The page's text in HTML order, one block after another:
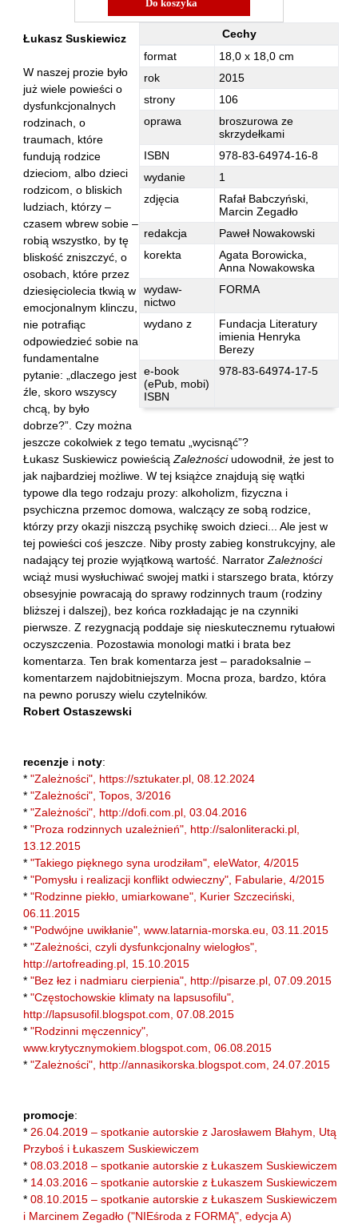
Jakób Lech M.
Jakubowski Jarosław
Jakubowski Paweł
Jasina Zbigniew
Jentys-Borelowska Maria
Jocher Waldemar
Jonaszko Jolanta
Juzyszyn Wojciech
Kain Dawid
Kalenin Magdalena
Kamiński Gabriel Leonard
Kaniecka-Mazurek Anna
Keineg Paol
Kemény István
Kępiński Piotr
Kępisty Iwona
Kierc Bogusław
Klera Wiktoria
Klęczar Wojciech
Kopacki Andrzej
Kosiorowski Zbigniew
Kryszak Janusz
Księżyk Jarosław
Kuźnicki Sławomir
Kyrcz Jr Kazimierz
Latawiec Bogusława
Lech Joanna
Lenc Ryszard
Ligęza Wojciech
Lime Franciszek
Lipiński Zdzisław
Liskowacki Artur Daniel
Liskowacki Konrad
Lisowski Krzysztof
Maciejewski Krzysztof
Maj Marek
Majzel Tomasz
Malzahn Miłka O.
Masłowiecka Agnieszka
Matlachowska-Pala Joanna
Michałowski Piotr
Mickiewicz Anna Maria
Mieczysłavsky Rafał
Mirahina Agnieszka
Zależności - Cechy
Cechy
format
18,0 x 18,0 cm
rok
2015
strony
106
oprawa
broszurowa ze
skrzydełkami
ISBN
978-83-64974-16-8
wydanie
1
zdjęcia
Rafał Babczyński,
Marcin Zegadło
redakcja
Paweł Nowakowski
korekta
Agata Borowicka,
Anna Nowakowska
wydaw-
nictwo
FORMA
wydano z
Fundacja Literatury
imienia Henryka
Berezy
e-book
(ePub, mobi)
ISBN
978-83-64974-17-5
Łukasz Suskiewicz
W naszej prozie było
już wiele powieści o
dysfunkcjonalnych
rodzinach, o
traumach, które
fundują rodzice
dzieciom, albo dzieci
rodzicom, o bliskich
ludziach, którzy –
czasem wbrew sobie –
robią wszystko, by tę
bliskość zniszczyć, o
osobach, które przez
dziesięciolecia tkwią w
emocjonalnym klinczu,
nie potrafiąc
odpowiedzieć sobie na
fundamentalne
pytanie: „dlaczego jest
źle, skoro wszyscy
chcą, by było
dobrze?”. Czy można
jeszcze cokolwiek z tego tematu „wycisnąć”?
Łukasz Suskiewicz powieściąZależnościudowodnił, że jest to
jak najbardziej możliwe. W tej książce znajdują się wątki
typowe dla tego rodzaju prozy: alkoholizm, fizyczna i
psychiczna przemoc domowa, walczący ze sobą rodzice,
którzy przy okazji niszczą psychikę swoich dzieci... Ale jest w
tej powieści coś jeszcze. Niby prosty zabieg konstrukcyjny, ale
nadający tej prozie wyjątkową wartość. NarratorZależności
wciąż musi wysłuchiwać swojej matki i starszego brata, którzy
obsesyjnie powracają do sprawy rodzinnych traum (rodziny
bliższej i dalszej), bez końca rozkładając je na czynniki
pierwsze. Z rezygnacją poddaje się nieskutecznemu rytuałowi
oczyszczenia. Pozostawia monologi matki i brata bez
komentarza. Ten brak komentarza jest – paradoksalnie –
komentarzem najdobitniejszym. Mocna proza, bardzo, która
na pewno poruszy wielu czytelników.
Robert Ostaszewski
recenzjei noty:
* "Zależności", https://sztukater.pl, 08.12.2024
* "Zależności", Topos, 3/2016
* "Zależności", http://dofi.com.pl, 03.04.2016
* "Proza rodzinnych uzależnień", http://salonliteracki.pl,
13.12.2015
* "Takiego pięknego syna urodziłam", eleWator, 4/2015
* "Pomysłu i realizacji konflikt odwieczny", Fabularie, 4/2015
* "Rodzinne piekło, umiarkowane", Kurier Szczeciński,
06.11.2015
* "Podwójne uwikłanie", www.latarnia-morska.eu, 03.11.2015
* "Zależności, czyli dysfunkcjonalny wielogłos",
http://artofreading.pl, 15.10.2015
* "Bez łez i nadmiaru cierpienia", http://pisarze.pl, 07.09.2015
* "Częstochowskie klimaty na lapsusofilu",
http://lapsusofil.blogspot.com, 07.08.2015
* "Rodzinni męczennicy",
www.krytycznymokiem.blogspot.com, 06.08.2015
* "Zależności", http://annasikorska.blogspot.com, 24.07.2015
promocje:
* 26.04.2019 – spotkanie autorskie z Jarosławem Błahym, Utą
Przyboś i Łukaszem Suskiewiczem
* 08.03.2018 – spotkanie autorskie z Łukaszem Suskiewiczem
* 14.03.2016 – spotkanie autorskie z Łukaszem Suskiewiczem
* 08.10.2015 – spotkanie autorskie z Łukaszem Suskiewiczem
i Marcinem Zegadło ("NIEśroda z FORMĄ", edycja A)